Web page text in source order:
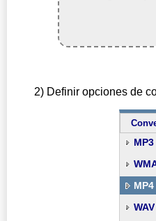
2) Definir opciones de
MP3
MP4
WAV